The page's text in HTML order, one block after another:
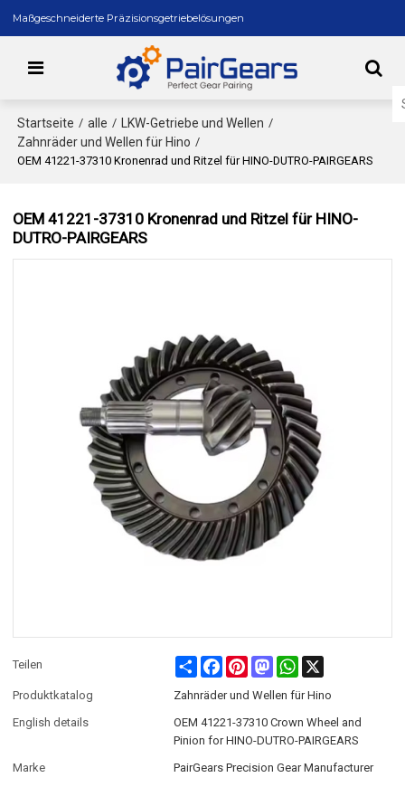
Maßgeschneiderte Präzisionsgetriebelösungen
Startseite / alle / LKW-Getriebe und Wellen /
Zahnräder und Wellen für Hino /
OEM 41221-37310 Kronenrad und Ritzel für HINO-DUTRO-PAIRGEARS
OEM 41221-37310 Kronenrad und Ritzel für HINO-
DUTRO-PAIRGEARS
Teilen Share FacebookPinterestMastodonWhatsApp
Produktkatalog
Zahnräder und Wellen für Hino
English details
OEM 41221-37310 Crown Wheel and
Pinion for HINO-DUTRO-PAIRGEARS
Marke
PairGears Precision Gear Manufacturer